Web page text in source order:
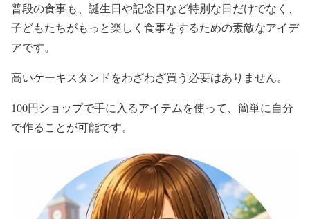
普段の食事も、誕生日や記念日など特別な日だけでなく、
子どもたちがもっと楽しく食事をするための素敵なアイデ
アです。
高いケーキスタンドをわざわざ買う必要はありません。
100円ショップで手に入るアイテムを使って、簡単に自分
で作ることが可能です。